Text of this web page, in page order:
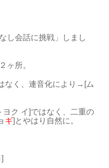
し会話に挑戦」しまし
ヶ所。
なく、連音化により→[ム
ヨク イ]ではなく、二重の
ギ]とやはり自然に。